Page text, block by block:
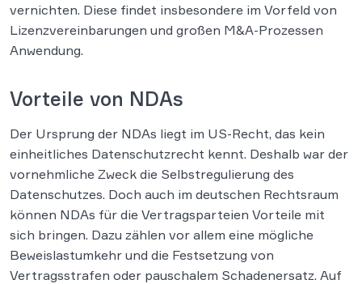
vernichten. Diese findet insbesondere im Vorfeld von
Lizenzvereinbarungen und großen M&A-Prozessen
Anwendung.
Vorteile von NDAs
Der Ursprung der NDAs liegt im US-Recht, das kein
einheitliches Datenschutzrecht kennt. Deshalb war der
vornehmliche Zweck die Selbstregulierung des
Datenschutzes. Doch auch im deutschen Rechtsraum
können NDAs für die Vertragsparteien Vorteile mit
sich bringen. Dazu zählen vor allem eine mögliche
Beweislastumkehr und die Festsetzung von
Vertragsstrafen oder pauschalem Schadenersatz. Auf